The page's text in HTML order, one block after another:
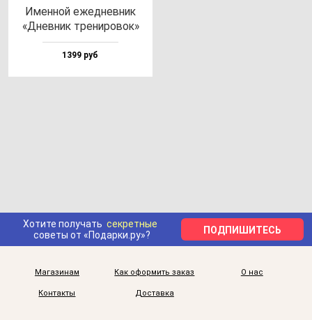
Имен­ной ежед­нев­ник
«Днев­ник тре­ни­ро­вок»
1399 руб
Хотите получать секретные
советы от «Подарки.ру»?
ПОДПИШИТЕСЬ
Магазинам Как оформить заказ О нас
Контакты Доставка